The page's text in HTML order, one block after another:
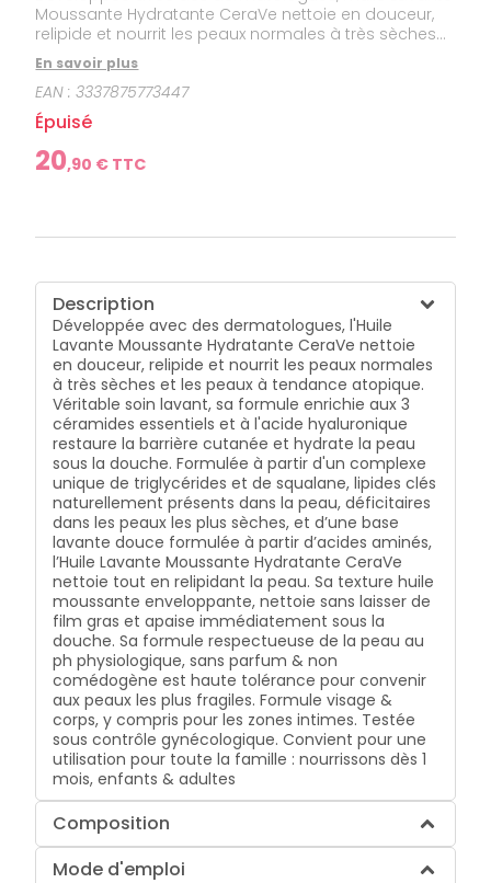
Moussante Hydratante CeraVe nettoie en douceur,
relipide et nourrit les peaux normales à très sèches
et les peaux à tendance atopique. Véritable soin
lavant, sa formule enrichie aux 3 céramides
essentiels et à l'acide hyaluronique restaure la
barrière cutanée et hydrate la peau sous la douche.
Formulée à partir d'un complexe unique de
triglycérides et de squalane, lipides clés
naturellement présents dans la peau, déficitaires
apaise immédiatement sous la douche. Sa formule
respectueuse de la peau au ph physiologique, sans
parfum & non comédogène est haute tolérance
pour convenir aux peaux les plus fragiles. Formule
visage & corps, y compris pour les zones intimes.
Testée sous contrôle gynécologique. Convient pour
une utilisation pour toute la famille : nourrissons dès 1
mois, enfants & adultes
En savoir plus
EAN :3337875773447
Épuisé
20,90 € TTC
Description
Développée avec des dermatologues, l'Huile
Lavante Moussante Hydratante CeraVe nettoie
en douceur, relipide et nourrit les peaux normales
à très sèches et les peaux à tendance atopique.
Véritable soin lavant, sa formule enrichie aux 3
céramides essentiels et à l'acide hyaluronique
restaure la barrière cutanée et hydrate la peau
sous la douche. Formulée à partir d'un complexe
unique de triglycérides et de squalane, lipides clés
naturellement présents dans la peau, déficitaires
dans les peaux les plus sèches, et d’une base
lavante douce formulée à partir d’acides aminés,
l’Huile Lavante Moussante Hydratante CeraVe
nettoie tout en relipidant la peau. Sa texture huile
moussante enveloppante, nettoie sans laisser de
film gras et apaise immédiatement sous la
douche. Sa formule respectueuse de la peau au
ph physiologique, sans parfum & non
comédogène est haute tolérance pour convenir
aux peaux les plus fragiles. Formule visage &
corps, y compris pour les zones intimes. Testée
sous contrôle gynécologique. Convient pour une
utilisation pour toute la famille : nourrissons dès 1
mois, enfants & adultes
Composition
Mode d'emploi